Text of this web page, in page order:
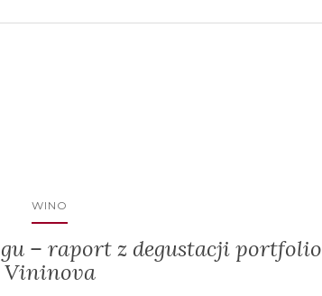
WINO
– raport z degustacji portfolio
Vininova